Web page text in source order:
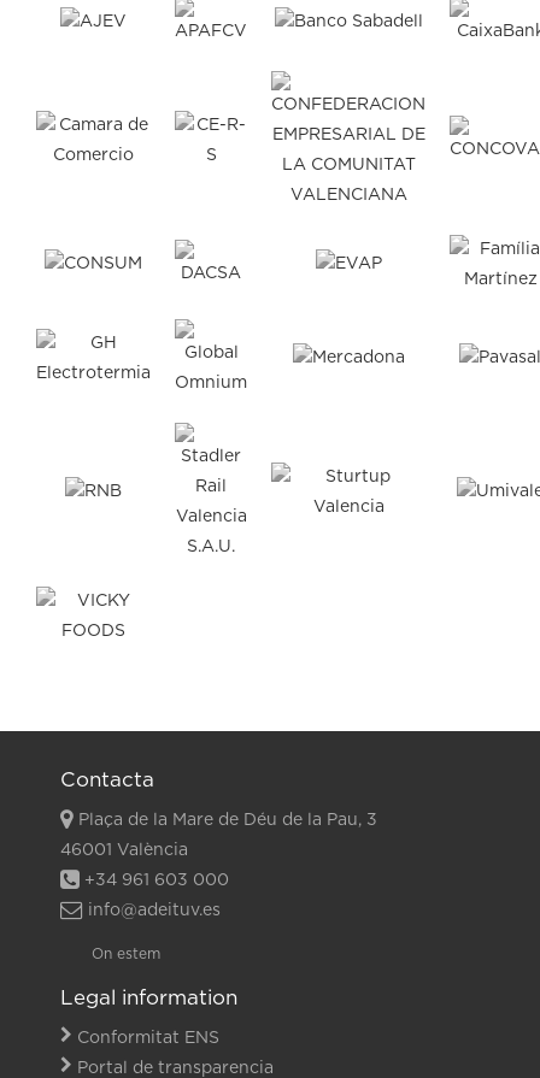
Contacta
Plaça de la Mare de Déu de la Pau, 3
46001 València
+34 961 603 000
info@adeituv.es
On estem
Legal information
Conformitat ENS
Portal de transparencia